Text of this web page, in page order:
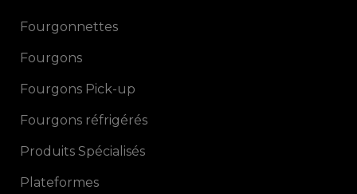
Fourgonnettes
Fourgons
Fourgons Pick-up
Fourgons réfrigérés
Produits Spécialisés
Plateformes